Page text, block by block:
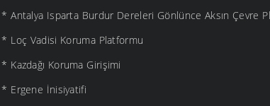
* Antalya Isparta Burdur Dereleri Gönlünce Aksın Çevre
* Loç Vadisi Koruma Platformu
* Kazdağı Koruma Girişimi
* Ergene İnisiyatifi